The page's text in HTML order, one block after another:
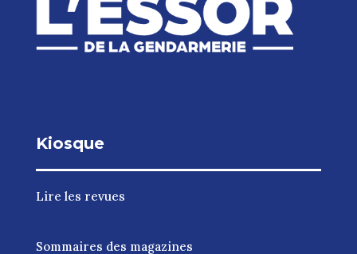
Kiosque
Lire les revues
Sommaires des magazines